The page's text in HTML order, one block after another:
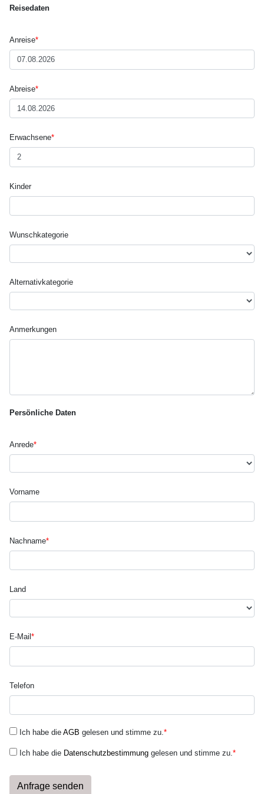
Reisedaten
Anreise*
Abreise*
Erwachsene*
Kinder
Wunsch­kategorie
Alternativ­kategorie
Anmerkungen
Persönliche Daten
Anrede*
Vorname
Nachname*
Land
E-Mail *
Telefon
Ich habe die AGB gelesen und stimme zu.*
Ich habe die Datenschutzbestimmung gelesen und stimme zu.*
Anfrage senden